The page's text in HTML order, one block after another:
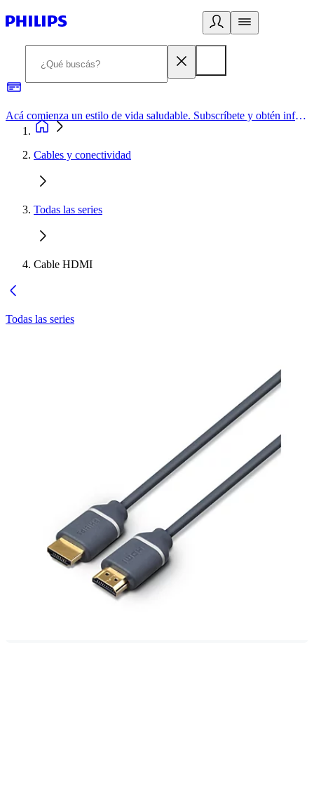
Acá comienza un estilo de vida saludable. Subscríbete y obtén información de primera mano
Cables y conectividad
Todas las series
Cable HDMI
Todas las series